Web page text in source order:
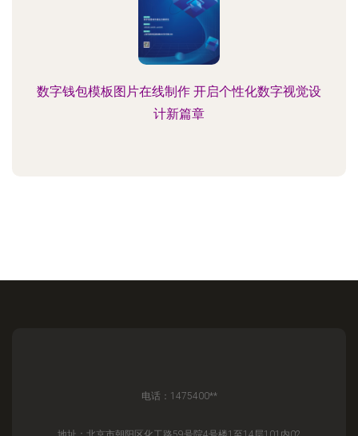
数字钱包模板图片在线制作 开启个性化数字视觉设
计新篇章
电话：1475400**